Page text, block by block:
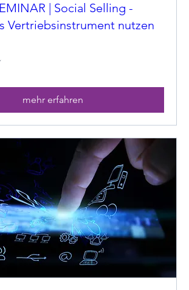
| Social Selling -
Vertriebsinstrument nutzen
mehr erfahren